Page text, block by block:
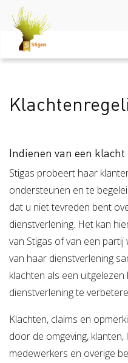
Kennisbank
Akkerbouw en
Veiligheid
Risico Inventarisatie &
Verzuim
Verzuim
Verzuimbegeleiding
Vitaliteit
Vitaliteit
Vitaliteitsscan
Actueel
Actueel
Nieuwsbrief
Over Stigas
Onze diensten
Indienen van een klacht
Stigas probeert haar
ondersteunen en te
dat u niet tevreden bent
dienstverlening. Het kan
van Stigas of van een
van haar dienstverlening
klachten als een
dienstverlening te
Klachten, claims en
door de omgeving,
medewerkers en overige